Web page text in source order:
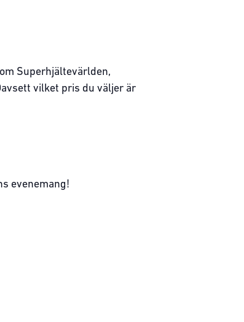
Superhjältevärlden,
vilket pris du väljer är
evenemang!